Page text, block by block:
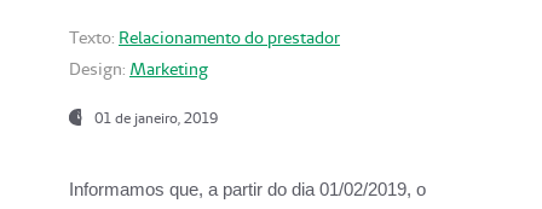
Texto: Relacionamento do prestador
Design: Marketing
01 de janeiro, 2019
Informamos que, a partir do dia 01/02/2019, o